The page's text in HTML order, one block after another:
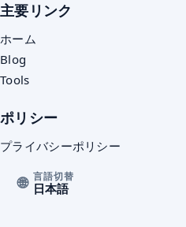
主要リンク
ホーム
Blog
Tools
ポリシー
プライバシーポリシー
🌐 言語切替
日本語